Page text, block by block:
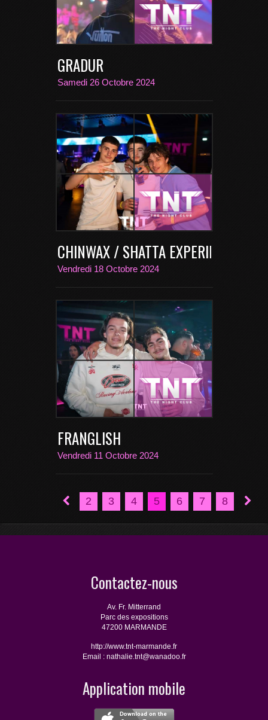
GRADUR
Samedi 26 Octobre 2024
CHINWAX / SHATTA EXPERIENCE
Vendredi 18 Octobre 2024
FRANGLISH
Vendredi 11 Octobre 2024
2 3 4 5 6 7 8
Contactez-nous
Av. Fr. Mitterrand
Parc des expositions
47200 MARMANDE
http://www.tnt-marmande.fr
Email : nathalie.tnt@wanadoo.fr
Application mobile